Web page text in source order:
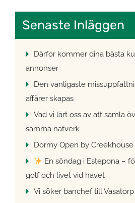
Parallellt arbetar vi med att […]
Senaste Inläggen
Därför kommer dina bästa
annonser
Den vanligaste
affärer skapas
Vad vi lärt oss av att samla
samma nätverk
Dormy Open by
En söndag i Estepona –
golf och livet vid havet
Vi söker banchef till Vasatorp